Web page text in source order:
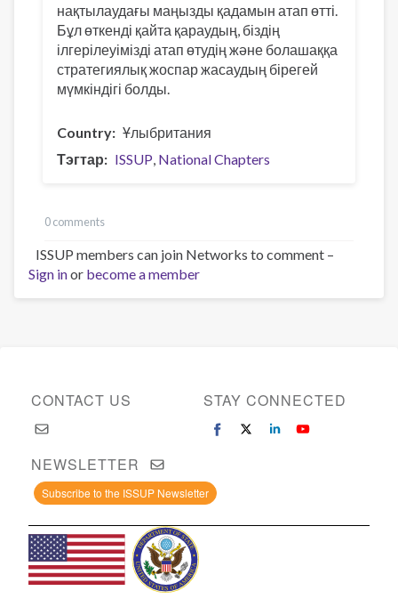
нақтылаудағы маңызды қадамын атап өтті.
Бұл өткенді қайта қараудың, біздің
ілгерілеуімізді атап өтудің және болашаққа
стратегиялық жоспар жасаудың бірегей
мүмкіндігі болды.
Country
Ұлыбритания
Тэгтар
ISSUP National Chapters
0 comments
ISSUP members can join Networks to comment –
Sign inor become a member
CONTACT US STAY CONNECTED
NEWSLETTER
Subscribe to the ISSUP Newsletter